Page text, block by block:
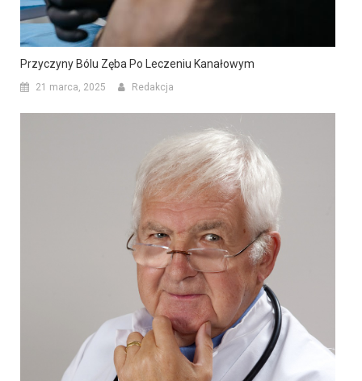
Przyczyny Bólu Zęba Po Leczeniu Kanałowym
21 marca, 2025 Redakcja